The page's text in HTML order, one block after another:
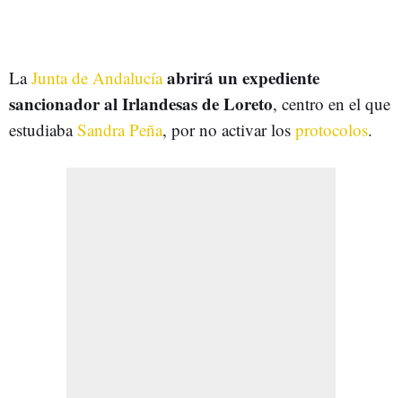
LaJunta de Andalucía abrirá un expediente
sancionador al Irlandesas de Loreto, centro en el que
estudiabaSandra Peña, por no activar los protocolos.